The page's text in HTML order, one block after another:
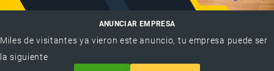
ANUNCIAR EMPRESA
Miles de visitantes ya vieron este anuncio, tu empresa puede ser
la siguiente